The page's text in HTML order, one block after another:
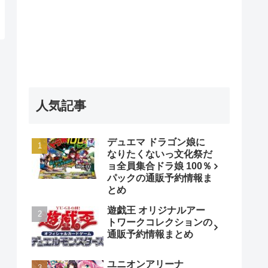
人気記事
デュエマ ドラゴン娘に
なりたくないっ文化祭だ
ョ全員集合ドラ娘 100％
パックの通販予約情報ま
とめ
遊戯王 オリジナルアー
トワークコレクションの
通販予約情報まとめ
ユニオンアリーナ